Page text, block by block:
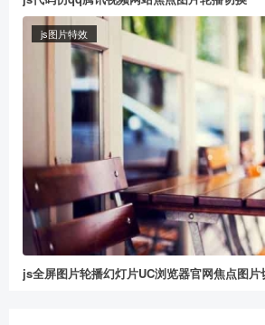
2元 5元
20元 50元
js图片特效
js全屏图片轮播幻灯片UC浏览器官网焦点图片